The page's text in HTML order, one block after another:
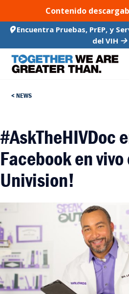
TO CONTENTContenido
Encuentra Pruebas, PrEP, y
del VIH
NEWS
#AskTheHIVDoc
Facebook en vivo
Univision!